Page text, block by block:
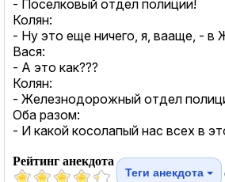
- Поселковый отдел полиции!
Колян:
- Ну это еще ничего, я, вааще, - в
Вася:
- А это как???
Колян:
- Железнодорожный отдел
Оба разом:
- И какой косолапый нас всех в
Рейтинг анекдота
Теги анекдота